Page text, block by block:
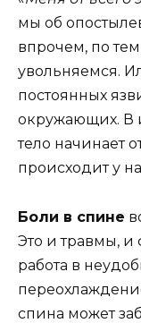
мы об
впрочем, по
увольняемся.
постоянных
окружающих. В
тело начинает
происходит у
Боли в спине
Это и травмы, и
работа в
спина может